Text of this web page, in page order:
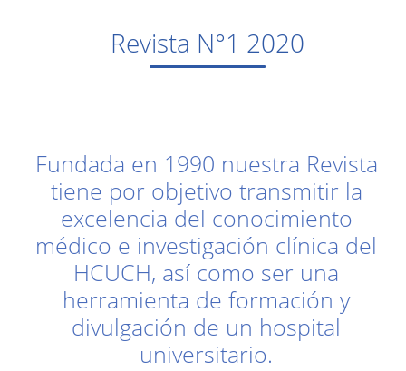
Revista N°1 2020
Fundada en 1990 nuestra Revista
tiene por objetivo transmitir la
excelencia del conocimiento
médico e investigación clínica del
HCUCH, así como ser una
herramienta de formación y
divulgación de un hospital
universitario.